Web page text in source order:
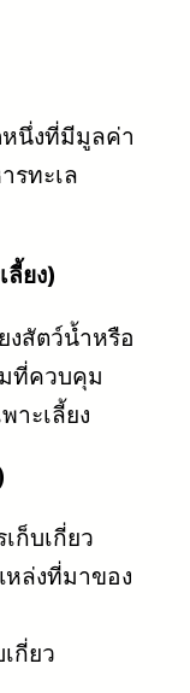
นึ่งที่มีมูลค่า
รทะเล
ลี้ยง)
งสัตว์น้ำหรือ
ที่ควบคุม
าะเลี้ยง
ก็บเกี่ยว
ล่งที่มาของ
กี่ยว